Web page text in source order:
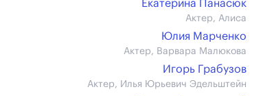
Екатерина Панасюк
Актер, Алиса
Юлия Марченко
Актер, Варвара Малюкова
Игорь Грабузов
Актер, Илья Юрьевич Эдельштейн